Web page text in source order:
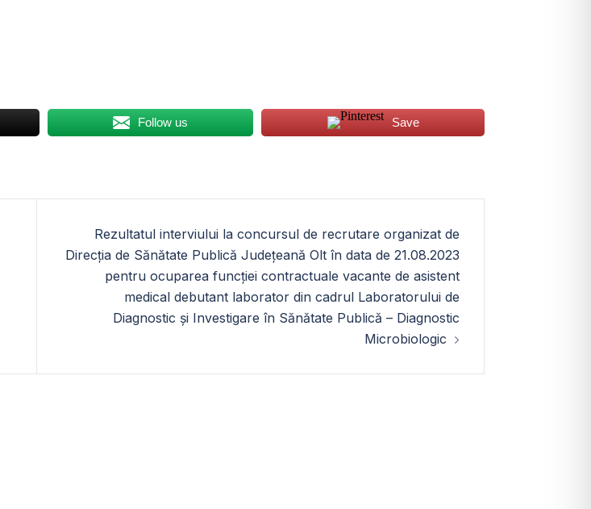
Follow us Save
Rezultatul interviului la concursul de recrutare organizat de
Direcția de Sănătate Publică Județeană Olt în data de 21.08.2023
pentru ocuparea funcției contractuale vacante de asistent
medical debutant laborator din cadrul Laboratorului de
Diagnostic și Investigare în Sănătate Publică – Diagnostic
Microbiologic